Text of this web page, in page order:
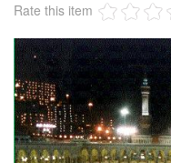
Rate this item